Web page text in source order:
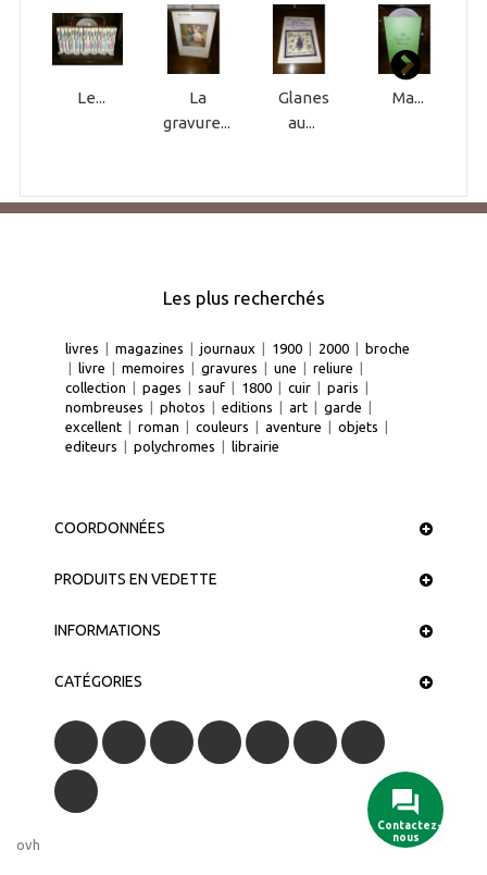
Le...
La
gravure...
Glanes
au...
Ma...
Les plus recherchés
livres | magazines | journaux | 1900 | 2000 | broche
| livre | memoires | gravures | une | reliure |
collection | pages | sauf | 1800 | cuir | paris |
nombreuses | photos | editions | art | garde |
excellent | roman | couleurs | aventure | objets |
editeurs | polychromes | librairie
COORDONNÉES
PRODUITS EN VEDETTE
INFORMATIONS
CATÉGORIES
Contactez-
nous
ovh